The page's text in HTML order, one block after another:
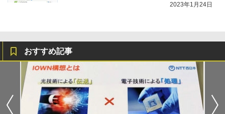
2023年1月24日
おすすめ記事